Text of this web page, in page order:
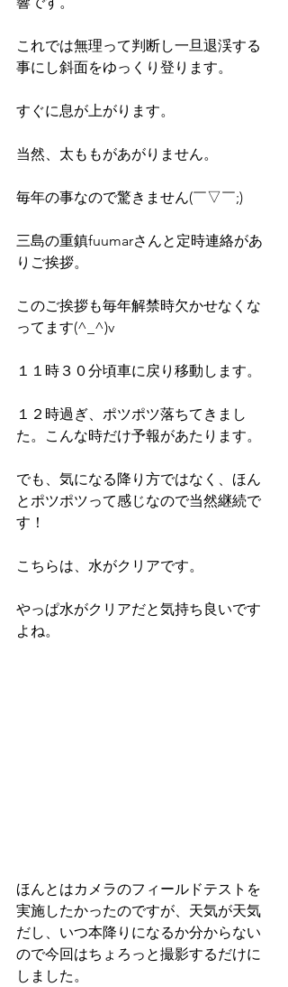
これでは無理って判断し一旦退渓する
事にし斜面をゆっくり登ります。
すぐに息が上がります。
当然、太ももがあがりません。
毎年の事なので驚きません(￣▽￣;)
三島の重鎮fuumarさんと定時連絡があ
りご挨拶。
このご挨拶も毎年解禁時欠かせなくな
ってます(^_^)v
１１時３０分頃車に戻り移動します。
１２時過ぎ、ポツポツ落ちてきまし
た。こんな時だけ予報があたります。
でも、気になる降り方ではなく、ほん
とポツポツって感じなので当然継続で
す！
こちらは、水がクリアです。
やっぱ水がクリアだと気持ち良いです
よね。
ほんとはカメラのフィールドテストを
実施したかったのですが、天気が天気
だし、いつ本降りになるか分からない
ので今回はちょろっと撮影するだけに
しました。